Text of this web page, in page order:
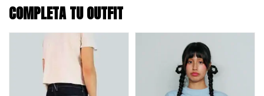
COMPLETA TU OUTFIT